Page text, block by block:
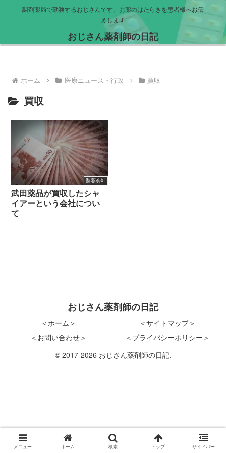
調剤薬局で勤務するおじさんです。お薬のはたらきを患者様へお伝
えします
おじさん薬剤師の日記
ホーム 医療ニュース・行政 買収
買収
製薬会社
武田薬品が買収したシャ
イアーという会社につい
て
おじさん薬剤師の日記
＜ホーム＞
＜サイトマップ＞
＜お問い合わせ＞
＜プライバシーポリシー＞
© 2017-2026 おじさん薬剤師の日記.
メニュー ホーム 検索 トップ サイドバー